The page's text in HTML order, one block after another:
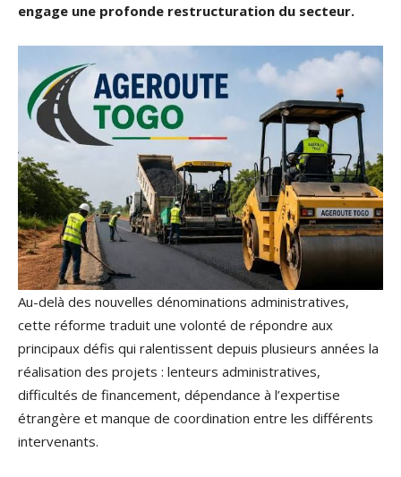
engage une profonde restructuration du secteur.
Au-delà des nouvelles dénominations administratives,
cette réforme traduit une volonté de répondre aux
principaux défis qui ralentissent depuis plusieurs années la
réalisation des projets : lenteurs administratives,
difficultés de financement, dépendance à l’expertise
étrangère et manque de coordination entre les différents
intervenants.